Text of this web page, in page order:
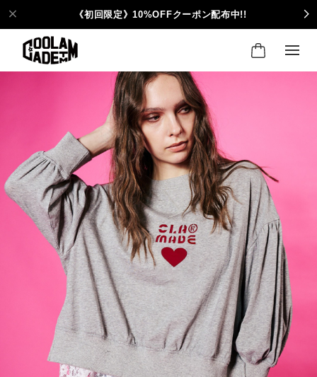
《初回限定》10%OFFクーポン配布中!!